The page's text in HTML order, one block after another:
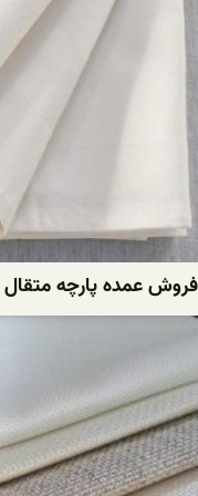
فروش عمده پارچه متقال